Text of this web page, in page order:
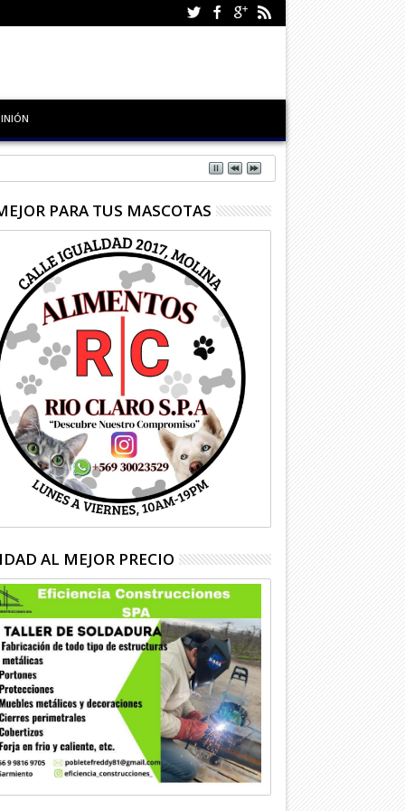
PARA TUS MASCOTAS
AL MEJOR PRECIO